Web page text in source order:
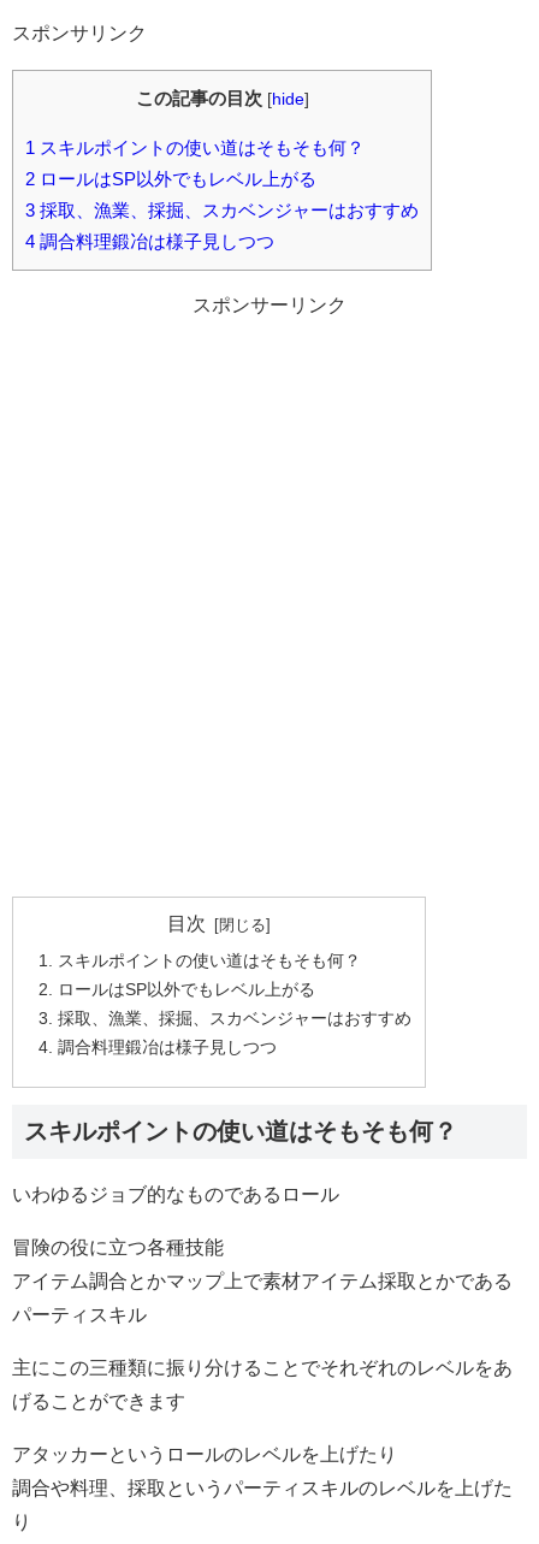
スポンサリンク
この記事の目次 [hide]
1 スキルポイントの使い道はそもそも何？
2 ロールはSP以外でもレベル上がる
3 採取、漁業、採掘、スカベンジャーはおすすめ
4 調合料理鍛冶は様子見しつつ
スポンサーリンク
目次
スキルポイントの使い道はそもそも何？
ロールはSP以外でもレベル上がる
採取、漁業、採掘、スカベンジャーはおすすめ
調合料理鍛冶は様子見しつつ
スキルポイントの使い道はそもそも何？
いわゆるジョブ的なものであるロール
冒険の役に立つ各種技能
アイテム調合とかマップ上で素材アイテム採取とかである
パーティスキル
主にこの三種類に振り分けることでそれぞれのレベルをあ
げることができます
アタッカーというロールのレベルを上げたり
調合や料理、採取というパーティスキルのレベルを上げた
り